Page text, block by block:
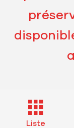
Liste